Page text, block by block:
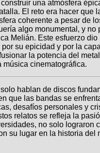
una atmósfera
El reto era hacer que
coherente a pesar de
algo monumental, y no
Melián. Este esfuerzo dio
su epicidad y por la
la potencia del
música cinematográfica.
hablan de discos
que las bandas se
desafíos personales y
relatos se refleja la
no solo lograron
su lugar en la historia del